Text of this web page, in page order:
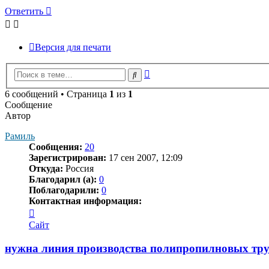
Ответить
Версия для печати
Поиск
6 сообщений • Страница 1 из 1
Сообщение
Автор
Рамиль
Сообщения: 20
Зарегистрирован: 17 сен 2007, 12:09
Откуда: Россия
Благодарил (а): 0
Поблагодарили: 0
Контактная информация:
информация
пользователя
Сайт
нужна линия производства полипропилновых